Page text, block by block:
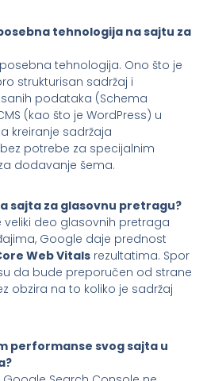
tehnologija na sajtu za
tehnologija. Ono što je
strukturisan sadržaj i
podataka (Schema
(kao što je WordPress) u
kreiranje sadržaja
potrebe za specijalnim
dodavanje šema.
sajta za glasovnu pretragu?
veliki deo glasovnih pretraga
Google daje prednost
Web Vitals rezultatima. Spor
da bude preporučen od strane
obzira na to koliko je sadržaj
performanse svog sajta u